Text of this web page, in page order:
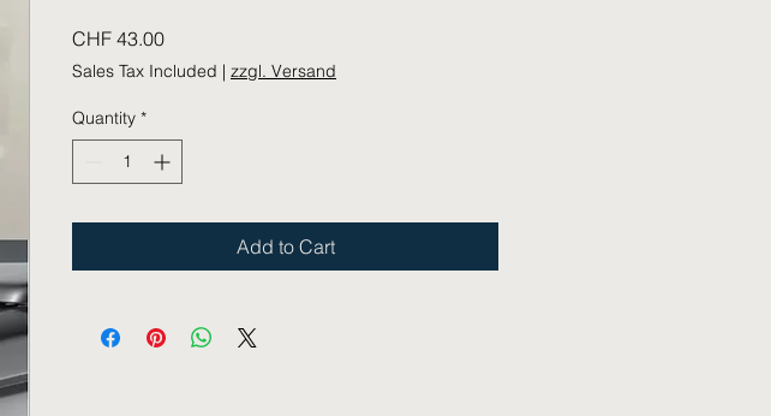
CHF 43.00Price
Sales Tax Included | zzgl. Versand
Quantity *
Add to Cart